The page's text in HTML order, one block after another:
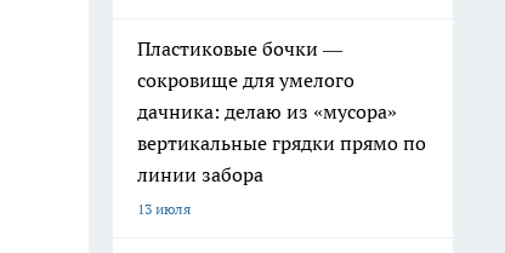
Пластиковые бочки —
сокровище для умелого
дачника: делаю из «мусора»
вертикальные грядки прямо по
линии забора
13 июля